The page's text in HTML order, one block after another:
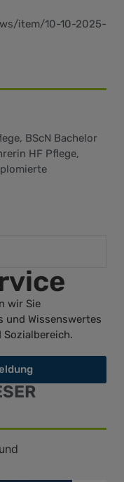
item/10-10-2025-
BScN Bachelor
HF Pflege,
wir Sie
und Wissenswertes